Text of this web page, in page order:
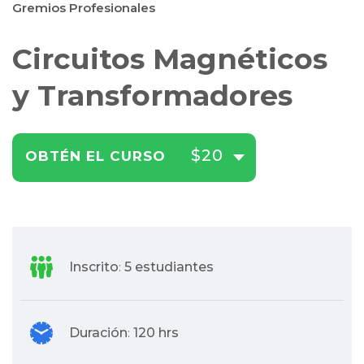
Gremios Profesionales
Circuitos Magnéticos
y Transformadores
OBTÉN EL CURSO $20
Inscrito: 5 estudiantes
Duración: 120 hrs